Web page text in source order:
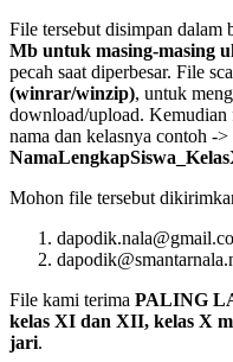
File tersebut disimpan dalam
Mb untuk masing-masing
pecah saat diperbesar. File
(winrar/winzip), untuk
download/upload. Kemudian
nama dan kelasnya contoh ->
Mohon file tersebut
File kami terima PALING
kelas XI dan XII, kelas X
jari.